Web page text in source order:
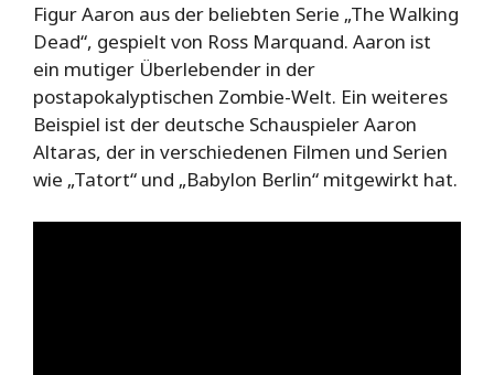
Figur Aaron aus der beliebten Serie „The Walking
Dead“, gespielt von Ross Marquand. Aaron ist
ein mutiger Überlebender in der
postapokalyptischen Zombie-Welt. Ein weiteres
Beispiel ist der deutsche Schauspieler Aaron
Altaras, der in verschiedenen Filmen und Serien
wie „Tatort“ und „Babylon Berlin“ mitgewirkt hat.